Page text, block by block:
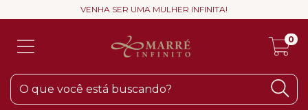
VENHA SER UMA MULHER INFINITA!
0